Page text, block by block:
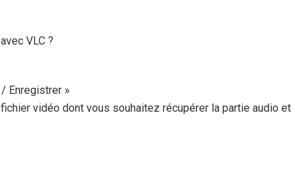
VLC ?
Enregistrer »
vidéo dont vous souhaitez récupérer la partie audio et